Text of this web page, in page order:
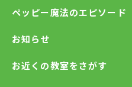
ペッピー魔法のエピソード
お知らせ
お近くの教室をさがす